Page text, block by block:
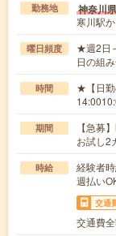
勤務地 神奈川
寒川駅
曜日頻度
★週2日
日の組
時間
★【日
期間
【急募
お試し2
時給
経験者
週払い
交通
交通費